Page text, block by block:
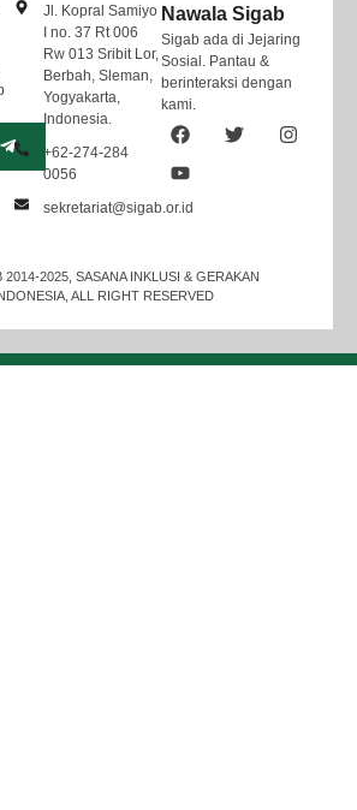
Jl. Kopral Samiyo
I no. 37 Rt 006
Rw 013 Sribit Lor,
Berbah, Sleman,
Yogyakarta,
Indonesia.
+62-274-284
0056
sekretariat@sigab.or.id
Nawala Sigab
Sigab ada di Jejaring
Sosial. Pantau &
berinteraksi dengan
kami.
2025, SASANA INKLUSI & GERAKAN
ALL RIGHT RESERVED